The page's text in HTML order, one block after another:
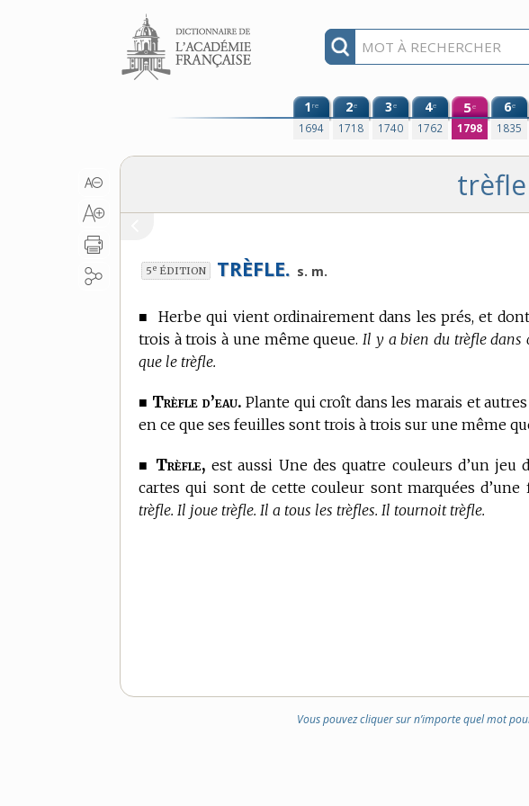
Aller au contenu
1re
1694
2e
1718
3e
1740
4e
1762
5e
1798
6e
1835
trèfle
5e ÉDITION TRÈFLE. s. m.
■Herbe qui vient ordinairement dans les prés, et
trois à trois à une même queue. Il y a bien du trèfle dans
que le trèfle.
■ Trèfle d’eau. Plante qui croît dans les marais et
en ce que ses feuilles sont trois à trois sur une même
■ Trèfle, est aussi Une des quatre couleurs d’un jeu
cartes qui sont de cette couleur sont marquées d’une
trèfle. Il joue trèfle. Il a tous les trèfles. Il tournoit trèfle.
Vous pouvez cliquer sur n’importe quel mot